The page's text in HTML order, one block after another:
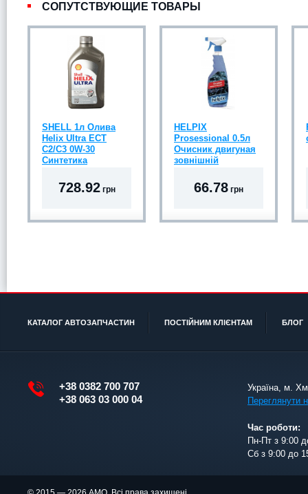
СОПУТСТВУЮЩИЕ ТОВАРЫ
SHELL 1л Олива
Helix Ultra ECT
C2/C3 0W-30
Синтетика
728.92грн
HELPIX
Prosessional 0.5л
Очисник двигуная
зовнішній
66.78 грн
КАТАЛОГ АВТОЗАПЧАСТИН ПОСТІЙНИМ КЛІЄНТАМ БЛОГ
+38 0382 700 707
+38 063 03 000 04
Україна, м.
Переглянути
Час роботи:
Пн-Пт з 9:00
Сб з 9:00 до